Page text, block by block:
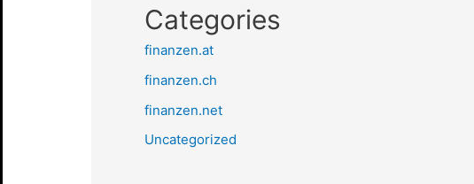
Categories
finanzen.at
finanzen.ch
finanzen.net
Uncategorized